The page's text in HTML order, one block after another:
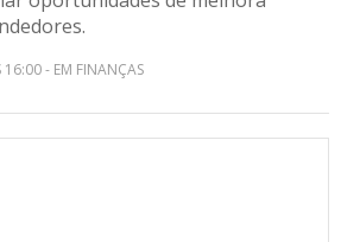
- EM FINANÇAS